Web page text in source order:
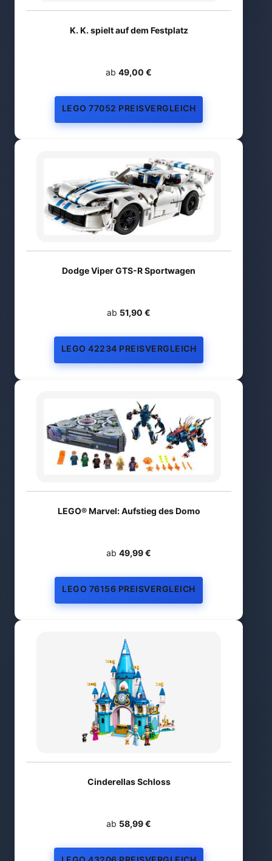
K. K. spielt auf dem Festplatz
ab 49,00 €
LEGO 77052 PREISVERGLEICH
Dodge Viper GTS-R Sportwagen
ab 51,90 €
LEGO 42234 PREISVERGLEICH
LEGO® Marvel: Aufstieg des Domo
ab 49,99 €
LEGO 76156 PREISVERGLEICH
Cinderellas Schloss
ab 58,99 €